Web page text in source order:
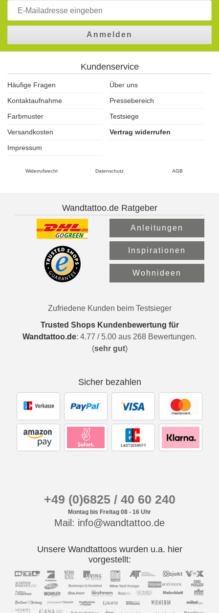
Anmelden
Kundenservice
Häufige Fragen
Über uns
Kontaktaufnahme
Pressebereich
Farbmuster
Testsiege
Versandkosten
Vertrag widerrufen
Impressum
Widerrufsrecht Datenschutz AGB
Wandtattoo.de Ratgeber
Anleitungen
Inspirationen
Wohnideen
Zufriedene Kunden beim Testsieger
Trusted Shops Kundenbewertung für
Wandtattoo.de: 4.77 / 5.00 aus 268 Bewertungen.
(sehr gut)
Sicher bezahlen
+49 (0)6825 / 40 60 240
Montag bis Freitag 08 - 16 Uhr
Mail: info@wandtattoo.de
Unsere Wandtattoos wurden u.a. hier
vorgestellt: